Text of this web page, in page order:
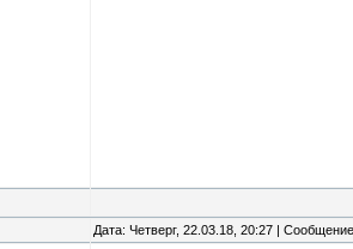
Дата: Четверг, 22.03.18, 20:27 |